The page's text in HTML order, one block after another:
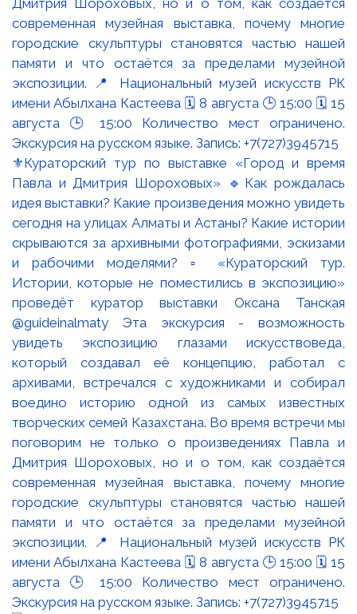
⚜️Кураторский тур по выставке «Город и время
Павла и Дмитрия Шороховых» 🔹Как рождалась
идея выставки? Какие произведения можно увидеть
сегодня на улицах Алматы и Астаны? Какие истории
скрываются за архивными фотографиями, эскизами
и рабочими моделями? ▫️ «Кураторский тур.
Истории, которые не поместились в экспозицию»
проведёт куратор выставки Оксана Танская
@guideinalmaty Эта экскурсия - возможность
увидеть экспозицию глазами искусствоведа,
который создавал её концепцию, работал с
архивами, встречался с художниками и собирал
воедино историю одной из самых известных
творческих семей Казахстана. Во время встречи мы
поговорим не только о произведениях Павла и
Дмитрия Шороховых, но и о том, как создаётся
современная музейная выставка, почему многие
городские скульптуры становятся частью нашей
памяти и что остаётся за пределами музейной
экспозиции. 📍 Национальный музей искусств РК
имени Абылхана Кастеева 🗓 8 августа 🕒 15:00 🗓 15
августа 🕒 15:00 Количество мест ограничено.
Экскурсия на русском языке. Запись: +7(727)3945715